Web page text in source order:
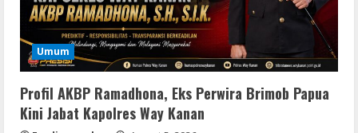
Umum
Profil AKBP Ramadhona, Eks Perwira Brimob Papua
Kini Jabat Kapolres Way Kanan